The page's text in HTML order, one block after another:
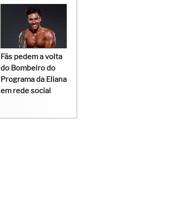
Fãs pedem a volta
do Bombeiro do
Programa da Eliana
em rede social